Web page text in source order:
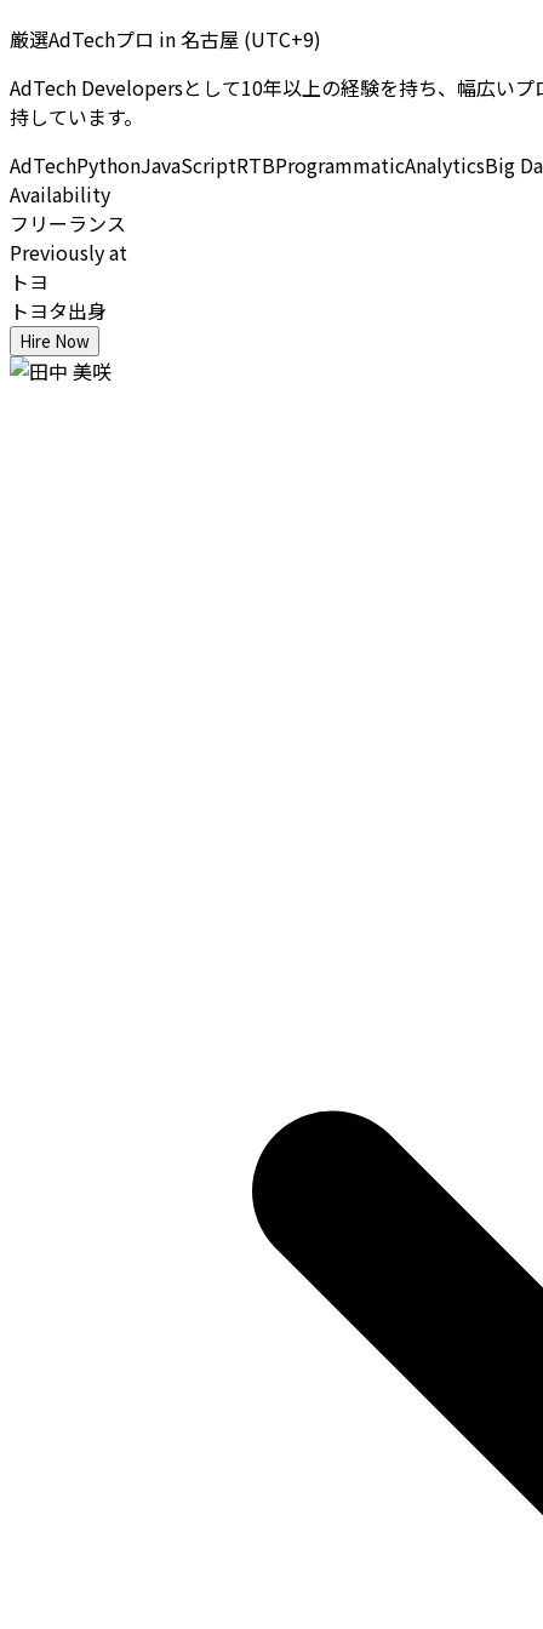
厳選AdTechプロ in 名古屋 (UTC+9)
AdTech Developersとして10年以上の経験を持ち、幅広い
持しています。
AdTechPythonJavaScriptRTBProgrammaticAnalyticsBig
Availability
フリーランス
Previously at
トヨ
トヨタ出身
Hire Now